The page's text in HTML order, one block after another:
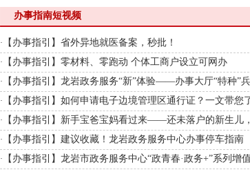
办事指南短视频
· 【办事指引】省外异地就医备案，秒批！
·
【办事指引】零材料、零跑动 个体工商户设立可网办
·
【办事指引】龙岩政务服务“新”体验——办事大厅“特种”
·
【办事指引】如何申请电子边境管理区通行证？一文带您
·
【办事指引】新手宝爸宝妈看过来——还未落户的新生儿
·
【办事指引】建议收藏！龙岩政务服务中心办事停车指南
·
【办事指引】龙岩市政务服务中心“政青春·政务+”系列增